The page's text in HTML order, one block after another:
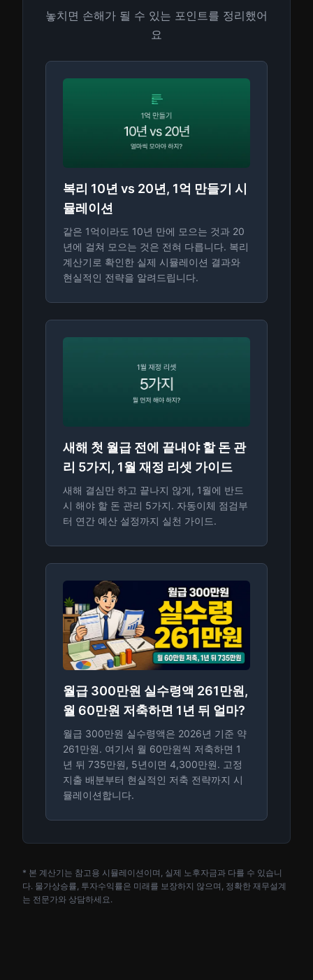
놓치면 손해가 될 수 있는 포인트를 정리했어
요
복리 10년 vs 20년, 1억 만들기 시
뮬레이션
같은 1억이라도 10년 만에 모으는 것과 20
년에 걸쳐 모으는 것은 전혀 다릅니다. 복리
계산기로 확인한 실제 시뮬레이션 결과와
현실적인 전략을 알려드립니다.
새해 첫 월급 전에 끝내야 할 돈 관
리 5가지, 1월 재정 리셋 가이드
새해 결심만 하고 끝나지 않게, 1월에 반드
시 해야 할 돈 관리 5가지. 자동이체 점검부
터 연간 예산 설정까지 실천 가이드.
월급 300만원 실수령액 261만원,
월 60만원 저축하면 1년 뒤 얼마?
월급 300만원 실수령액은 2026년 기준 약
261만원. 여기서 월 60만원씩 저축하면 1
년 뒤 735만원, 5년이면 4,300만원. 고정
지출 배분부터 현실적인 저축 전략까지 시
뮬레이션합니다.
* 본 계산기는 참고용 시뮬레이션이며, 실제 노후자금과 다를 수 있습니
다. 물가상승률, 투자수익률은 미래를 보장하지 않으며, 정확한 재무설계
는 전문가와 상담하세요.